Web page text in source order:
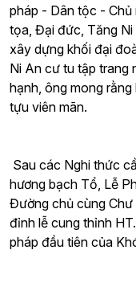
pháp - Dân tộc -
tọa, Đại đức, Tăng
xây dựng khối đại
Ni An cư tu tập trang
hạnh, ông mong
tựu viên mãn.
Sau các Nghi thức
hương bạch Tổ, Lễ
Đường chủ cùng Chư
đỉnh lễ cung thỉnh
pháp đầu tiên của